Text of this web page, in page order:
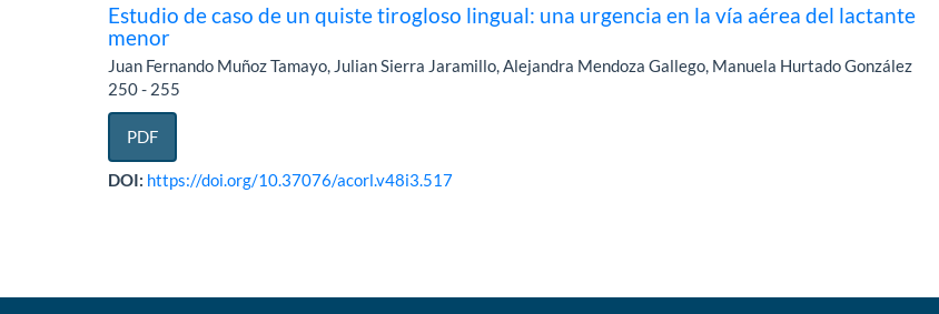
Estudio de caso de un quiste tirogloso lingual: una urgencia en la vía aérea del lactante
menor
Juan Fernando Muñoz Tamayo, Julian Sierra Jaramillo, Alejandra Mendoza Gallego, Manuela Hurtado González
250 - 255
PDF
DOI: https://doi.org/10.37076/acorl.v48i3.517